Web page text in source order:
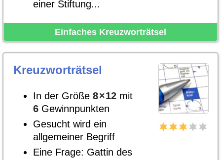
einer Stiftung...
Einfaches Kreuzworträtsel
Kreuzworträtsel
In der Größe 8×12 mit
6 Gewinnpunkten
Gesucht wird ein
allgemeiner Begriff
Eine Frage: Gattin des